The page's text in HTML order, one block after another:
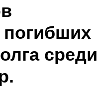
погибших
среди